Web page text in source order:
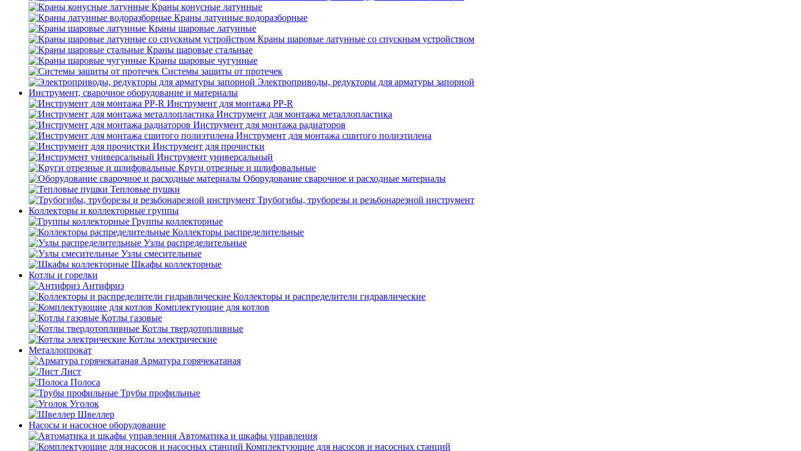
Краны конусные латунные
Краны латунные водоразборные
Краны шаровые латунные
Краны шаровые латунные со спускным устройством
Краны шаровые стальные
Краны шаровые чугунные
Системы защиты от протечек
Электроприводы, редукторы для арматуры запорной
Инструмент, сварочное оборудование и материалы
Инструмент для монтажа PP-R
Инструмент для монтажа металлопластика
Инструмент для монтажа радиаторов
Инструмент для монтажа сшитого полиэтилена
Инструмент для прочистки
Инструмент универсальный
Круги отрезные и шлифовальные
Оборудование сварочное и расходные материалы
Тепловые пушки
Трубогибы, труборезы и резьбонарезной инструмент
Коллекторы и коллекторные группы
Группы коллекторные
Коллекторы распределительные
Узлы распределительные
Узлы смесительные
Шкафы коллекторные
Котлы и горелки
Антифриз
Коллекторы и распределители гидравлические
Комплектующие для котлов
Котлы газовые
Котлы твердотопливные
Котлы электрические
Металлопрокат
Арматура горячекатаная
Лист
Полоса
Трубы профильные
Уголок
Швеллер
Насосы и насосное оборудование
Автоматика и шкафы управления
Комплектующие для насосов и насосных станций